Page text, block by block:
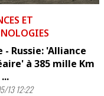
ET
- Russie: 'Alliance
à 385 mille Km
13 12:22